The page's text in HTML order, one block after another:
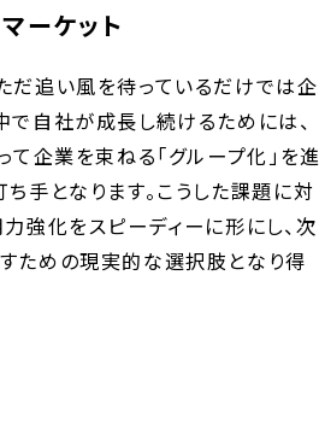
ーケット
だ追い風を待っているだけでは企
で自社が成長し続けるためには、
て企業を束ねる「グループ化」を進
手となります。こうした課題に対
強化をスピーディーに形にし、次
ための現実的な選択肢となり得